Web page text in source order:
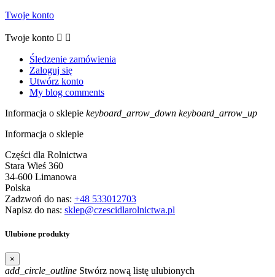
Twoje konto
Twoje konto  
Śledzenie zamówienia
Zaloguj się
Utwórz konto
My blog comments
Informacja o sklepie keyboard_arrow_down keyboard_arrow_up
Informacja o sklepie
Części dla Rolnictwa
Stara Wieś 360
34-600 Limanowa
Polska
Zadzwoń do nas: +48 533012703
Napisz do nas: sklep@czescidlarolnictwa.pl
Ulubione produkty
×
add_circle_outline Stwórz nową listę ulubionych